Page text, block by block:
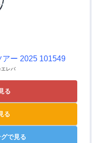
ー 2025 101549
エレバ
る
る
で見る